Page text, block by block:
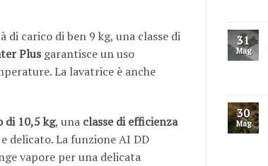
di carico di ben 9 kg, una classe di
Plusgarantisce un uso
La lavatrice è anche
di 10,5 kg, una classe di efficienza
delicato. La funzione AI DD
vapore per una delicata
31
Mag
30
Mag